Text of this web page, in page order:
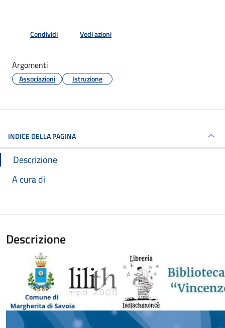
Condividi Vedi azioni
Argomenti
Associazioni Istruzione
INDICE DELLA PAGINA
Descrizione
A cura di
Descrizione